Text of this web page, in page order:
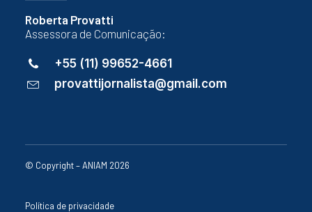
Roberta Provatti
Assessora de Comunicação:
+55 (11) 99652-4661
provattijornalista@gmail.com
© Copyright – ANIAM 2026
Política de privacidade